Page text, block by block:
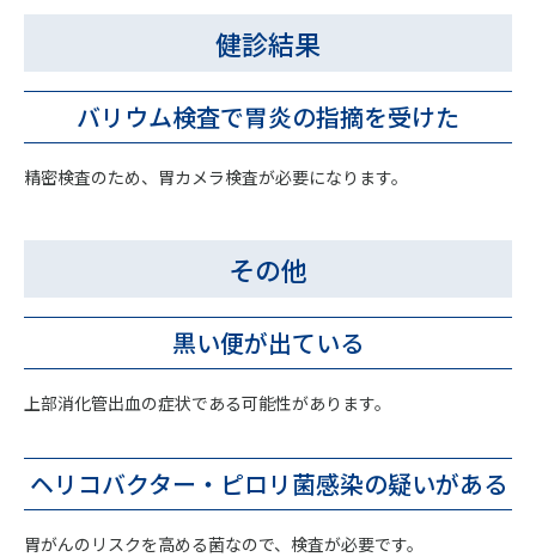
健診結果
バリウム検査で胃炎の指摘を受けた
精密検査のため、胃カメラ検査が必要になります。
その他
黒い便が出ている
上部消化管出血の症状である可能性があります。
ヘリコバクター・ピロリ菌感染の疑いがある
胃がんのリスクを高める菌なので、検査が必要です。